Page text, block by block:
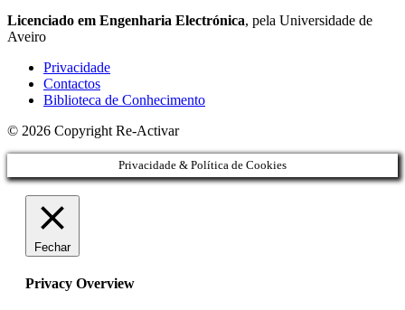
Licenciado em Engenharia Electrónica, pela Universidade de
Aveiro
Privacidade
Contactos
Biblioteca de Conhecimento
© 2026 Copyright Re-Activar
Privacidade & Política de Cookies
Fechar
Privacy Overview